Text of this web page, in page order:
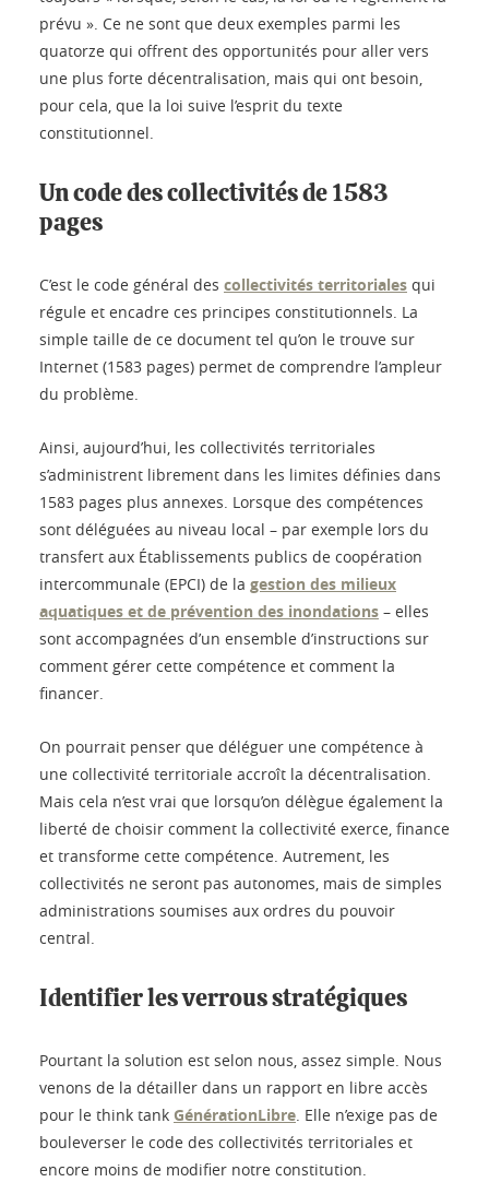
prévu ». Ce ne sont que deux exemples parmi les
quatorze qui offrent des opportunités pour aller vers
une plus forte décentralisation, mais qui ont besoin,
pour cela, que la loi suive l’esprit du texte
constitutionnel.
Un code des collectivités de 1583
pages
C’est le code général des collectivités territoriales qui
régule et encadre ces principes constitutionnels. La
simple taille de ce document tel qu’on le trouve sur
Internet (1583 pages) permet de comprendre l’ampleur
du problème.
Ainsi, aujourd’hui, les collectivités territoriales
s’administrent librement dans les limites définies dans
1583 pages plus annexes. Lorsque des compétences
sont déléguées au niveau local – par exemple lors du
transfert aux Établissements publics de coopération
intercommunale (EPCI) de la gestion des milieux
aquatiques et de prévention des inondations – elles
sont accompagnées d’un ensemble d’instructions sur
comment gérer cette compétence et comment la
financer.
On pourrait penser que déléguer une compétence à
une collectivité territoriale accroît la décentralisation.
Mais cela n’est vrai que lorsqu’on délègue également la
liberté de choisir comment la collectivité exerce, finance
et transforme cette compétence. Autrement, les
collectivités ne seront pas autonomes, mais de simples
administrations soumises aux ordres du pouvoir
central.
Identifier les verrous stratégiques
Pourtant la solution est selon nous, assez simple. Nous
venons de la détailler dans un rapport en libre accès
pour le think tank GénérationLibre. Elle n’exige pas de
bouleverser le code des collectivités territoriales et
encore moins de modifier notre constitution.